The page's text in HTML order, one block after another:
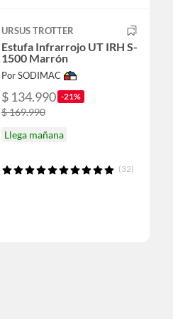
URSUS TROTTER
Estufa Infrarrojo UT IRH S-
1500 Marrón
Por SODIMAC
$ 134.990 -21%
$ 169.990
Llega mañana
(32)